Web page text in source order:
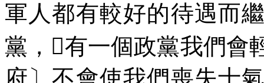
軍人都有較好的待遇而
黨， 有一個政黨我們會